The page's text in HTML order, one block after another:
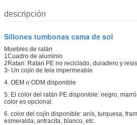
descripción
Sillones tumbonas cama de sol
Muebles de ratán
1Cuadro de aluminio
2Ratan: Ratan PE no reciclado, duradero y
3- Un cojín de tela impermeable
4. OEM o ODM disponible
5. El color del ratán PE disponible: negro,
color es opcional.
6. color del cojín disponible: anís, turquesa,
esmeralda, antracita, blanco, etc.